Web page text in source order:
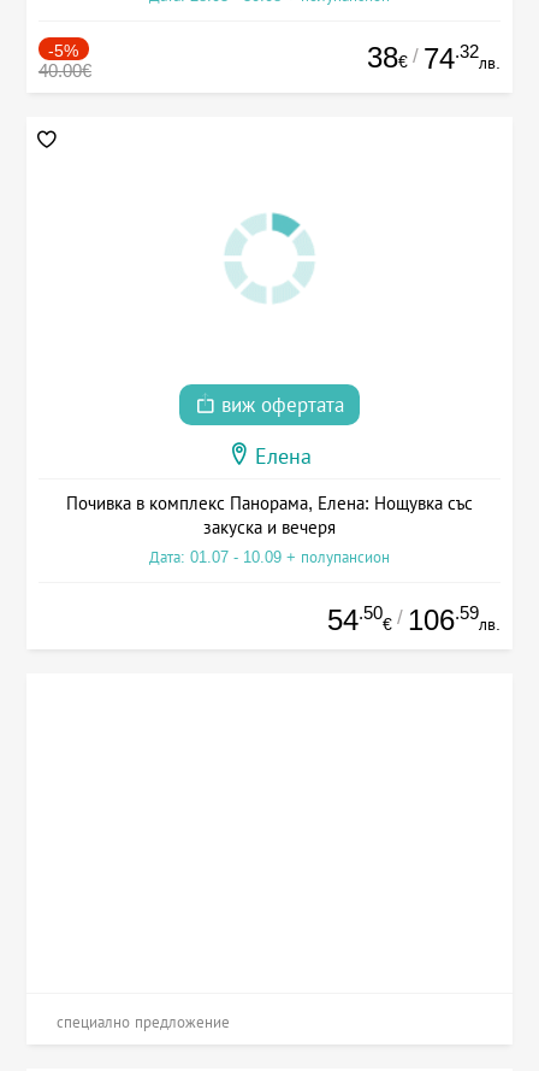
-5%
40.00€ 38€ / 74.32
лв.
виж офертата
Елена
Почивка в комплекс Панорама, Елена: Нощувка със
закуска и вечеря
Дата: 01.07 - 10.09 + полупансион
54.50
€ / 106.59
лв.
специално предложение